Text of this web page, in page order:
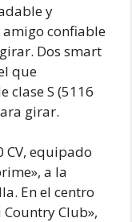
y
confiable
Dos smart
que
clase S (5116
girar.
CV, equipado
a la
En el centro
Club»,